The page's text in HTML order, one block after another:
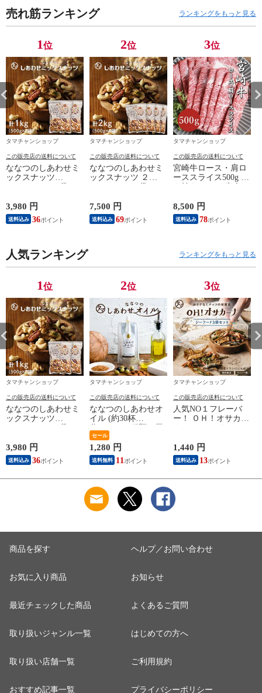
料無料】【12個
迄メール便/13個
迄メール便/13個
~宅配便】
ル便/7個~宅配
便】
売れ筋ランキング ランキングをもっと見る
1位
タマチャンショップ
この販売店の送料について
ななつのしあわせミ
ックスナッツ
種類ブレンド 無添加
無塩 無 油 クルミ ア
ーモンド 低炭水化物
送料無料 ギフト
3,980 円
送料込み 36
2位
タマチャンショップ
この販売店の送料について
ななつのしあわせミ
ックスナッツ ２
種類ブレンド 無添加
無塩 無 油 クルミ ア
ーモンド 低炭水化物
7,500 円
送料込み 69
3位
タマチャンショップ
この販売店の送料について
宮崎牛ロース・肩ロ
ーススライス500g す
イス肉 ロース肉 肩
ロース肉 国産 スラ
イス 薄切り 鍋 しゃ
肉 A4 A5 ギフト お
8,500 円
送料込み 78
人気ランキング ランキングをもっと見る
1位
タマチャンショップ
この販売店の送料について
ななつのしあわせミ
ックスナッツ
種類ブレンド 無添加
無塩 無 油 クルミ ア
ーモンド 低炭水化物
3,980 円
送料込み 36
2位
タマチャンショップ
この販売店の送料について
ななつのしあわせオ
イル (約30杯
選されたMCTオイ
ル・アボカドオイ
ル・アーモンドオイ
ル・えごまオイル・
ミアナッツオイルを
バランスよく配合。
送料無料【6個迄メー
セール
1,280 円
送料無料 11
3位
タマチャンショップ
この販売店の送料について
人気NO１フレーバ
ー！ ＯＨ！オサカー
ード 各80g×3袋） 小
魚 アーモンド 栄養
カルシウム おやつ
ル便/3セット~宅配
便】
1,440 円
送料込み 13
商品を探す
お気に入り商品
最近チェックした商品
取り扱いジャンル一覧
取り扱い店舗一覧
おすすめ記事一覧
ヘルプ／お問い合わせ
お知らせ
よくあるご質問
はじめての方へ
ご利用規約
プライバシーポリシー